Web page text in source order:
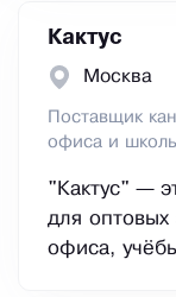
Кактус
Москва
Поставщик
офиса и
"Кактус" —
для оптовых
офиса,